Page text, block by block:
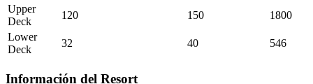
Upper
Deck
120 150
1800
Lower
Deck
32 40 546
Información del Resort